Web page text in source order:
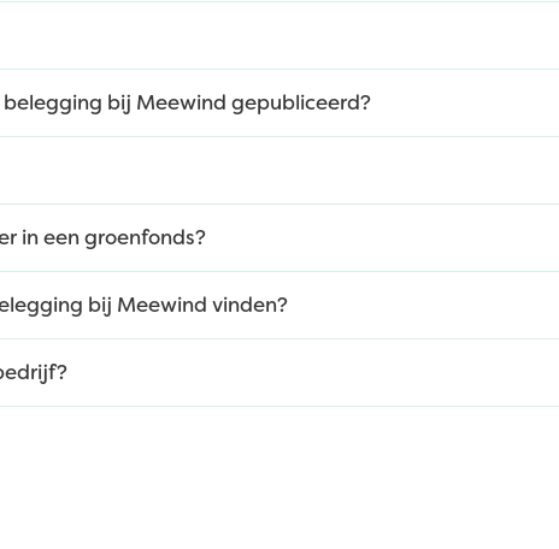
bij Meewind gepubliceerd?
in een groenfonds?
bij Meewind vinden?